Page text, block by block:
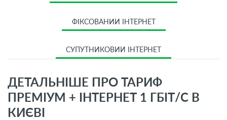
ФІКСОВАНИЙ ІНТЕРНЕТ
СУПУТНИКОВИЙ ІНТЕРНЕТ
ДЕТАЛЬНІШЕ ПРО ТАРИФ
ПРЕМІУМ + ІНТЕРНЕТ 1 ГБІТ/С В
КИЄВІ